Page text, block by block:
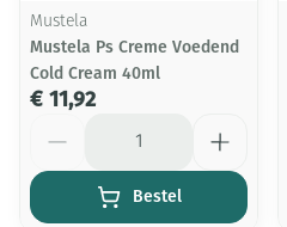
Mustela
Mustela Ps Creme Voedend
Cold Cream 40ml
€ 11,92
Bestel